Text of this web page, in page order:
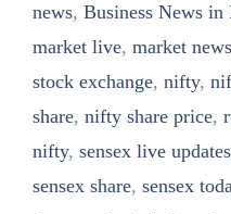
news, Business News
market live, market news
stock exchange, nifty,
share, nifty share price,
nifty, sensex live updates
sensex share, sensex